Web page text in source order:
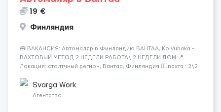
19 €
Финляндия
🧰 ВАКАНСИЯ: Автомаляр в Финляндию ВАНТАА, Koivuhaka -
ВАХТОВЫЙ МЕТОД 2 НЕДЕЛИ РАБОТА\ 2 НЕДЕЛИ ДОМ 📍
Локация: столтчный регион, Вантаа, Финляндия 👌🏻вахта : 2\2
час брутто 🏠 Жильё: предоставляется БЕСПЛАТНО 📞
Контакт: +3725672...
Svarga Work
Агентство